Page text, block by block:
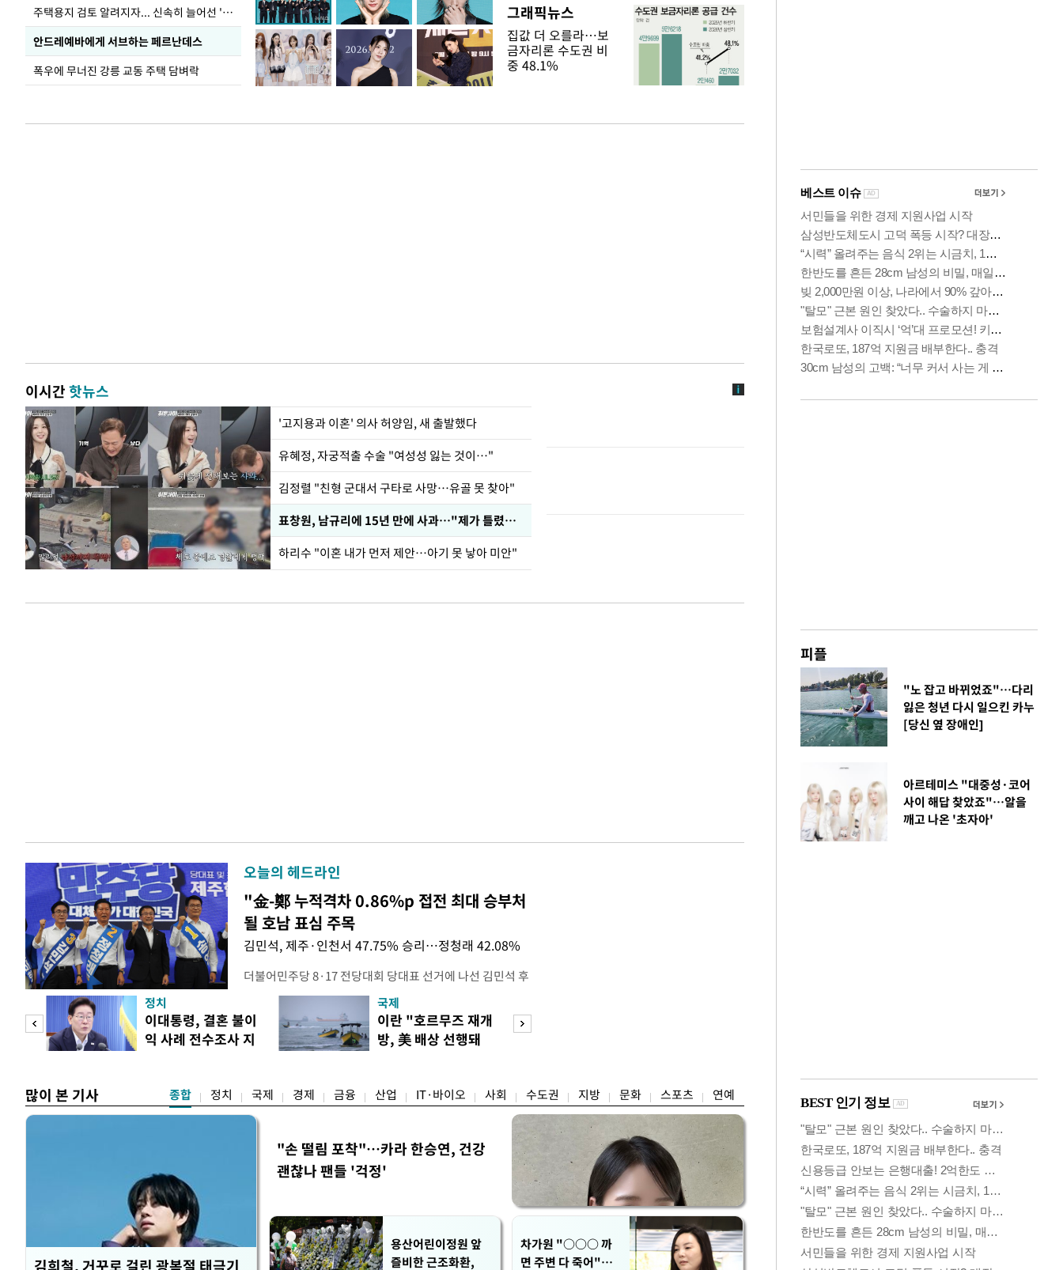
주택용지 검토 알려지자... 신속히 늘어선 '근조화환'
안드레예바에게 서브하는 페르난데스
폭우에 무너진 강릉 교동 주택 담벼락
그래픽뉴스
집값 더 오를라…보
금자리론 수도권 비
중 48.1%
이시간핫뉴스
'고지용과 이혼' 의사 허양임, 새 출발했다
유혜정, 자궁적출 수술 "여성성 잃는 것이…"
김정렬 "친형 군대서 구타로 사망…유골 못 찾아"
표창원, 남규리에 15년 만에 사과…"제가 틀렸습니다"
하리수 "이혼 내가 먼저 제안…아기 못 낳아 미안"
오늘의 헤드라인
"金-鄭 누적격차 0.86%p 접전 최대 승부처
될 호남 표심 주목
김민석, 제주·인천서 47.75% 승리…정청래 42.08%
더불어민주당 8·17 전당대회 당대표 선거에 나선 김민석 후
보가 8일 제주·인천 지역 순회경선에서 '누적 1위'를 탈환했
다. 앞서 정청래 후보 우세 지역으로 점쳐졌던 충청권과 부산
·울산·경남 경선에서 1승 1패를 주고 받은 김 후보는 이날
제주·인천 경선에서 이기며 '2승 1패'로 앞서가게 됐다. 다
정치
이대통령, 결혼 불이
익 사례 전수조사 지
국제
이란 "호르무즈 재개
방, 美 배상 선행돼
많이 본 기사 종합 정치 국제 경제 금융 산업 IT·바이오 사회 수도권 지방 문화 스포츠 연예
김희철, 거꾸로 걸린 광복절 태극기
"손 떨림 포착"…카라 한승연, 건강
괜찮나 팬들 '걱정'
용산어린이정원 앞
즐비한 근조화환,
차가원 "○○○ 까
면 주변 다 죽어"…
피플
"노 잡고 바뀌었죠"…다리
잃은 청년 다시 일으킨 카누
[당신 옆 장애인]
아르테미스 "대중성·코어
사이 해답 찾았죠"…알을
깨고 나온 '초자아'